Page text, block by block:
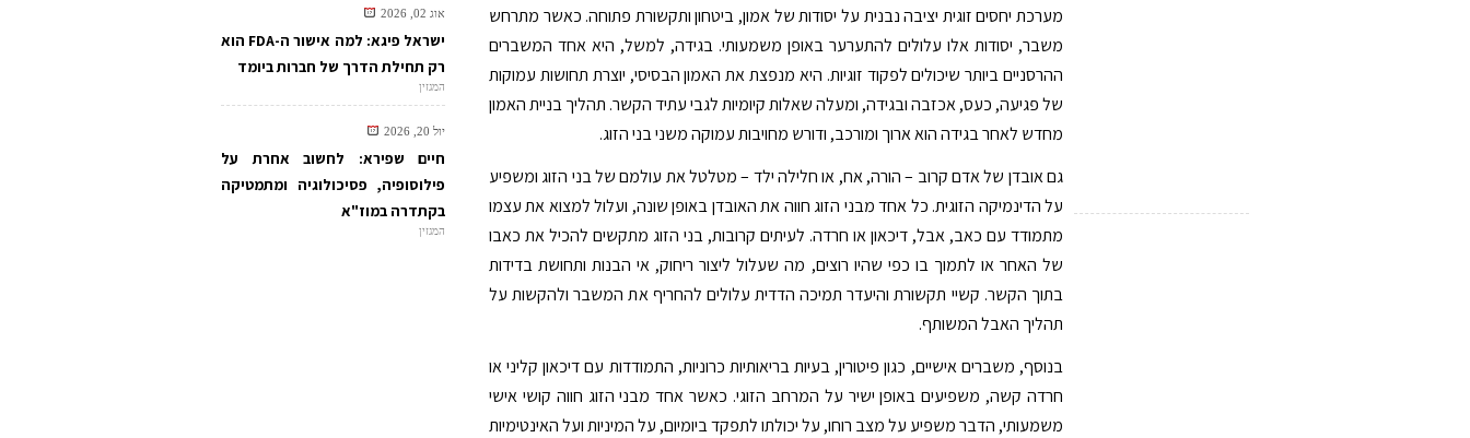
מערכת יחסים זוגית יציבה נבנית על יסודות של אמון, ביטחון ותקשורת פתוחה. כאשר מתרחש
משבר, יסודות אלו עלולים להתערער באופן משמעותי. בגידה, למשל, היא אחד המשברים
ההרסניים ביותר שיכולים לפקוד זוגיות. היא מנפצת את האמון הבסיסי, יוצרת תחושות עמוקות
של פגיעה, כעס, אכזבה ובגידה, ומעלה שאלות קיומיות לגבי עתיד הקשר. תהליך בניית האמון
מחדש לאחר בגידה הוא ארוך ומורכב, ודורש מחויבות עמוקה משני בני הזוג.
גם אובדן של אדם קרוב – הורה, אח, או חלילה ילד – מטלטל את עולמם של בני הזוג ומשפיע
על הדינמיקה הזוגית. כל אחד מבני הזוג חווה את האובדן באופן שונה, ועלול למצוא את עצמו
מתמודד עם כאב, אבל, דיכאון או חרדה. לעיתים קרובות, בני הזוג מתקשים להכיל את כאבו
של האחר או לתמוך בו כפי שהיו רוצים, מה שעלול ליצור ריחוק, אי הבנות ותחושת בדידות
בתוך הקשר. קשיי תקשורת והיעדר תמיכה הדדית עלולים להחריף את המשבר ולהקשות על
תהליך האבל המשותף.
בנוסף, משברים אישיים, כגון פיטורין, בעיות בריאותיות כרוניות, התמודדות עם דיכאון קליני או
חרדה קשה, משפיעים באופן ישיר על המרחב הזוגי. כאשר אחד מבני הזוג חווה קושי אישי
משמעותי, הדבר משפיע על מצב רוחו, על יכולתו לתפקד ביומיום, על המיניות ועל האינטימיות
אוג 02, 2026
ישראל פיגא: למה אישור ה-FDA הוא
רק תחילת הדרך של חברות ביומד
המגזין
יול 20, 2026
חיים שפירא: לחשוב אחרת על
פילוסופיה, פסיכולוגיה ומתמטיקה
בקתדרה במוז"א
המגזין